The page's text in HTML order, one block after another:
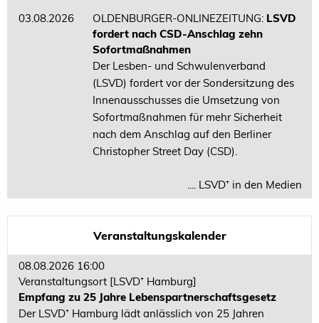
03.08.2026 OLDENBURGER-ONLINEZEITUNG: LSVD
fordert nach CSD-Anschlag zehn
Sofortmaßnahmen
Der Lesben- und Schwulenverband
(LSVD) fordert vor der Sondersitzung des
Innenausschusses die Umsetzung von
Sofortmaßnahmen für mehr Sicherheit
nach dem Anschlag auf den Berliner
Christopher Street Day (CSD).
.... LSVD⁺ in den Medien
Veranstaltungskalender
08.08.2026 16:00
Veranstaltungsort [LSVD⁺ Hamburg]
Empfang zu 25 Jahre Lebenspartnerschaftsgesetz
Der LSVD⁺ Hamburg lädt anlässlich von 25 Jahren